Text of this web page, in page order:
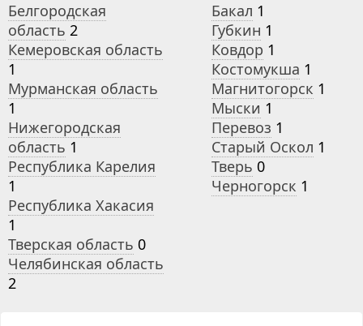
Белгородская
область 2
Кемеровская область
1
Мурманская область
1
Нижегородская
область 1
Республика Карелия
1
Республика Хакасия
1
Тверская область 0
Челябинская область
2
Бакал 1
Губкин 1
Ковдор 1
Костомукша 1
Магнитогорск 1
Мыски 1
Перевоз 1
Старый Оскол 1
Тверь 0
Черногорск 1